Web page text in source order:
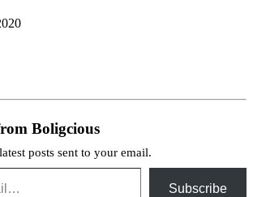
Boligcious
posts sent to your email.
Subscribe